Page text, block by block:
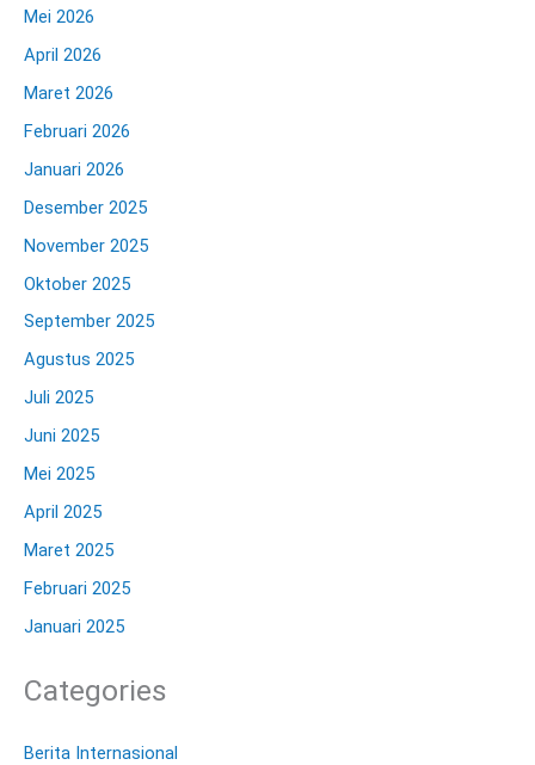
Mei 2026
April 2026
Maret 2026
Februari 2026
Januari 2026
Desember 2025
November 2025
Oktober 2025
September 2025
Agustus 2025
Juli 2025
Juni 2025
Mei 2025
April 2025
Maret 2025
Februari 2025
Januari 2025
Categories
Berita Internasional